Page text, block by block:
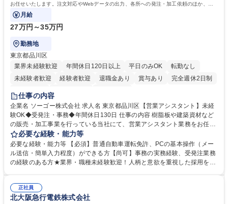
お任せいたします。注文対応やWebデータの出力、各所への発注・加工依頼のほか、電
話・メール対応等の事務業務を担当します。
月給
27万円～35万円
勤務地
東京都品川区
業界未経験歓迎
年間休日120日以上 平日のみOK
転勤なし
未経験者歓迎
経験者歓迎 退職金あり 賞与あり
完全週休2日制
交通費支給
仕事の内容
企業名 ソーゴー株式会社 求人名 東京都品川区【営業アシスタント】未経
験OK◆受発注・事務◆年間休日130日 仕事の内容 樹脂板や建築資材など
の販売・加工事業を行っている当社にて、営業アシスタント業務をお任せ
いたします。注文対応やWebデータの出力、各所への発注・加工依頼のほ
か、電話・メール対応等の事務業務を担当します。 ■受注・発注業務：FA
Xによる注文対応、Web発注データのプリントアウト、各仕入先・協力会
社への発注および加工依頼等 ■納品書・請求書の作成および発送手配 ■商
当社の指定する業務 募集職種 東京都品川区【営業アシスタント】未経験O
K◆受発注・事務◆年間休日130日
必要な経験・能力等
必要な経験・能力等 【必須】普通自動車運転免許、PCの基本操作（メー
ル送信・簡単入力程度）ができる方【尚可】事務の実務経験、受発注業務
の経験のある方★業界・職種未経験歓迎！人柄と意欲を重視した採用を行
変化に臨機応変かつ柔軟に対応できる方、約束を守り正確に作業を進めら
れる方を求めています。高度なPCスキルや関数知識は一切不要です。丁
正社員
北大阪急行電鉄株式会社